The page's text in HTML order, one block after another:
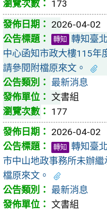
173
2026-04-02
轉知
轉知臺
中心函知市政大樓115年
請參閱附檔原來文。
最新消息
文書組
177
2026-04-02
轉知
轉知臺
市中山地政事務所未辦
檔原來文。
最新消息
文書組